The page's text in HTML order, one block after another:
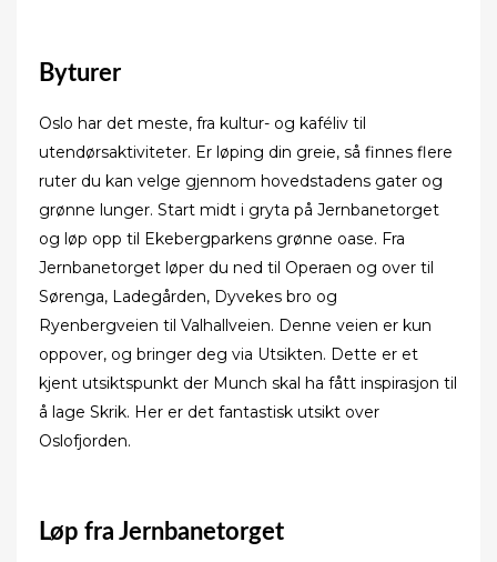
Byturer
Oslo har det meste, fra kultur- og kaféliv til
utendørsaktiviteter. Er løping din greie, så finnes flere
ruter du kan velge gjennom hovedstadens gater og
grønne lunger. Start midt i gryta på Jernbanetorget
og løp opp til Ekebergparkens grønne oase. Fra
Jernbanetorget løper du ned til Operaen og over til
Sørenga, Ladegården, Dyvekes bro og
Ryenbergveien til Valhallveien. Denne veien er kun
oppover, og bringer deg via Utsikten. Dette er et
kjent utsiktspunkt der Munch skal ha fått inspirasjon til
å lage Skrik. Her er det fantastisk utsikt over
Oslofjorden.
Løp fra Jernbanetorget